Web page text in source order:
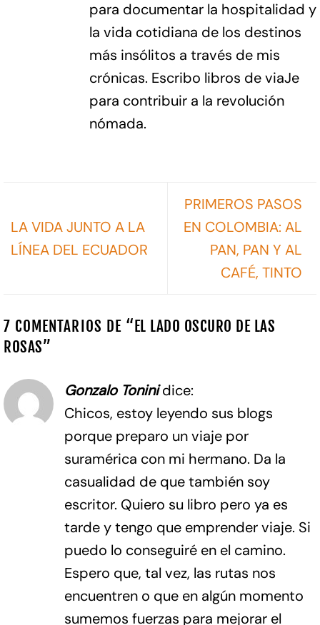
para documentar la hospitalidad y
la vida cotidiana de los destinos
más insólitos a través de mis
crónicas. Escribo libros de viaJe
para contribuir a la revolución
nómada.
LA VIDA JUNTO A LA
LÍNEA DEL ECUADOR
PRIMEROS PASOS
EN COLOMBIA: AL
PAN, PAN Y AL
CAFÉ, TINTO
7 COMENTARIOS DE “EL LADO OSCURO DE LAS
ROSAS”
Gonzalo Tonini dice:
Chicos, estoy leyendo sus blogs
porque preparo un viaje por
suramérica con mi hermano. Da la
casualidad de que también soy
escritor. Quiero su libro pero ya es
tarde y tengo que emprender viaje. Si
puedo lo conseguiré en el camino.
Espero que, tal vez, las rutas nos
encuentren o que en algún momento
sumemos fuerzas para mejorar el